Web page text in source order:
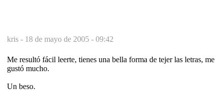
kris - 18 de mayo de 2005 - 09:42
Me resultó fácil leerte, tienes una bella forma de tejer las letras, me
gustó mucho.
Un beso.